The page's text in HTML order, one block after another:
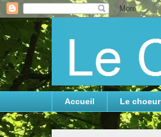
Accueil Le choeur